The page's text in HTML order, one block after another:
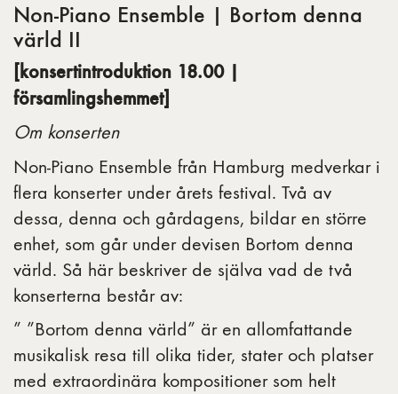
Non-Piano Ensemble | Bortom denna
värld II
[konsertintroduktion 18.00 |
församlingshemmet]
Om konserten
Non-Piano Ensemble från Hamburg medverkar i
flera konserter under årets festival. Två av
dessa, denna och gårdagens, bildar en större
enhet, som går under devisen Bortom denna
värld. Så här beskriver de själva vad de två
konserterna består av:
” ”Bortom denna värld” är en allomfattande
musikalisk resa till olika tider, stater och platser
med extraordinära kompositioner som helt